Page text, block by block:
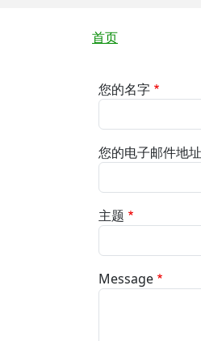
面包屑
首页
您的名字
您的电子邮件地址
主题
Message